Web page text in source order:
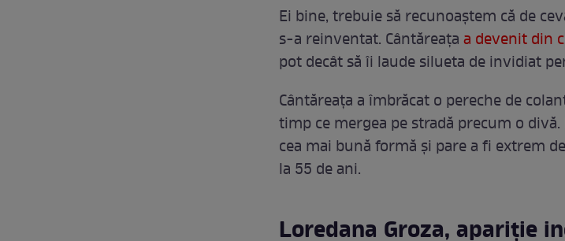
Ei bine, trebuie să recunoaștem că de
s-a reinventat. Cântăreațaa devenit din
pot decât să îi laude silueta de invidiat
Cântăreața a îmbrăcat o pereche de
timp ce mergea pe stradă precum o
cea mai bună formă și pare a fi extrem
la 55 de ani.
Loredana Groza, apariție